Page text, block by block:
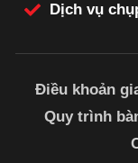
Dịch vụ
Điều khoản
Quy trình